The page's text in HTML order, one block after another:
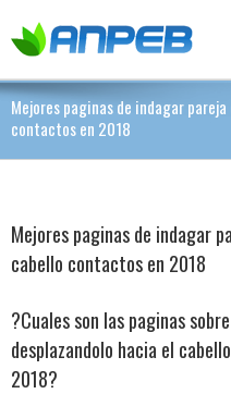
Mejores paginas de indagar
contactos en 2018
Mejores paginas de indagar
cabello contactos en 2018
?Cuales son las paginas
desplazandolo hacia el
2018?